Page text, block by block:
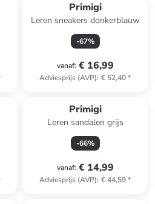
Primigi
Leren sneakers donkerblauw
-67%
vanaf: € 16,99
Adviesprijs (AVP): € 52,40*
Primigi
Leren sandalen grijs
-66%
vanaf: € 14,99
Adviesprijs (AVP): € 44,59*